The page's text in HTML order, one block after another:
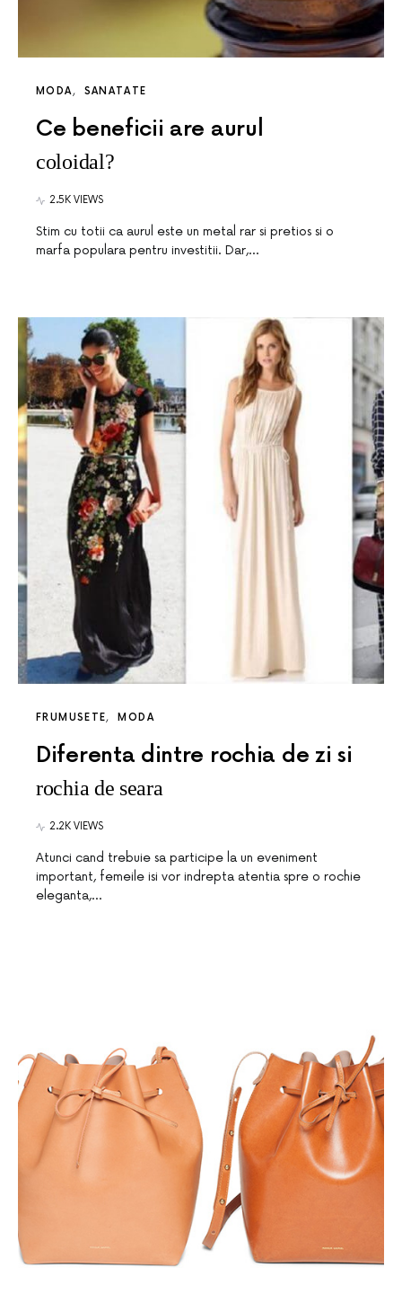
MODA SANATATE
Ce beneficii are aurul
coloidal?
2.5K VIEWS
Stim cu totii ca aurul este un metal rar si pretios si o
marfa populara pentru investitii. Dar,…
FRUMUSETE MODA
Diferenta dintre rochia de zi si
rochia de seara
2.2K VIEWS
Atunci cand trebuie sa participe la un eveniment
important, femeile isi vor indrepta atentia spre o rochie
eleganta,…